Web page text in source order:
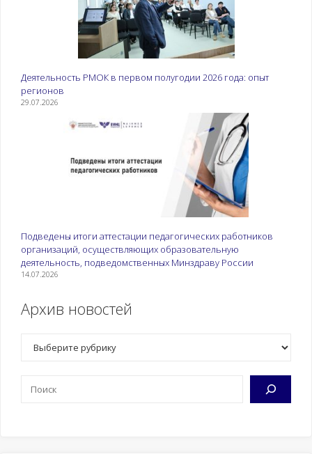
Деятельность РМОК в первом полугодии 2026 года: опыт
регионов
29.07.2026
Подведены итоги аттестации педагогических работников
организаций, осуществляющих образовательную
деятельность, подведомственных Минздраву России
14.07.2026
Архив новостей